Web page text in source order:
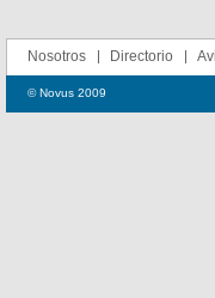
Nosotros Directorio
© Novus 2009